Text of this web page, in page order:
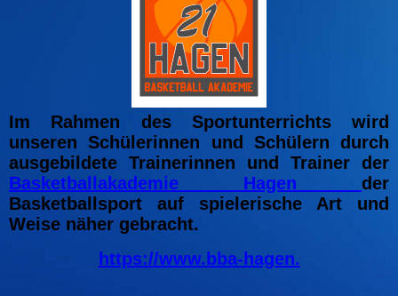
Im Rahmen des Sportunterrichts wird
unseren Schülerinnen und Schülern durch
ausgebildete Trainerinnen und Trainer der
Basketballakademie Hagen der
Basketballsport auf spielerische Art und
Weise näher gebracht.
https://www.bba-hagen.